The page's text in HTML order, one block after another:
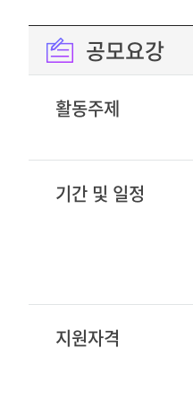
공모요강
활동주제
기간 및 일정
지원자격